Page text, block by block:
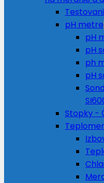
pH metre
pH
pH
ph
pH
Stopky -